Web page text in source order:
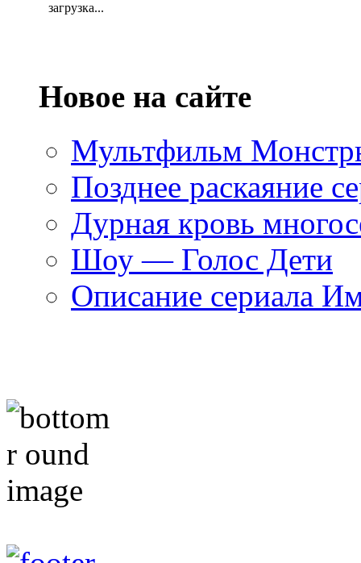
загрузка...
Новое на сайте
Мультфильм
Позднее раскаяние
Дурная кровь
Шоу — Голос Дети
Описание сериала